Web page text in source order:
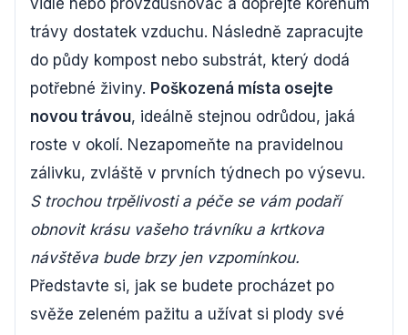
vidle nebo provzdušňovač a dopřejte kořenům
trávy dostatek vzduchu. Následně zapracujte
do půdy kompost nebo substrát, který dodá
potřebné živiny. Poškozená místa osejte
novou trávou, ideálně stejnou odrůdou, jaká
roste v okolí. Nezapomeňte na pravidelnou
zálivku, zvláště v prvních týdnech po výsevu.
S trochou trpělivosti a péče se vám podaří
obnovit krásu vašeho trávníku a krtkova
návštěva bude brzy jen vzpomínkou.
Představte si, jak se budete procházet po
svěže zeleném pažitu a užívat si plody své